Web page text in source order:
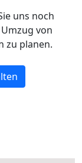
uns noch
von
zu planen.